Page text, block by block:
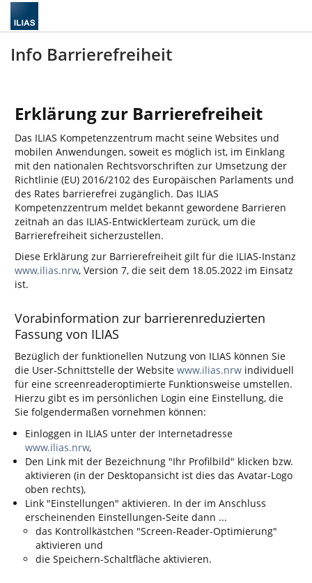
Info Barrierefreiheit
Erklärung zur Barrierefreiheit
Das ILIAS Kompetenzzentrum macht seine Websites und
mobilen Anwendungen, soweit es möglich ist, im Einklang
mit den nationalen Rechtsvorschriften zur Umsetzung der
Richtlinie (EU) 2016/2102 des Europäischen Parlaments und
des Rates barrierefrei zugänglich. Das ILIAS
Kompetenzzentrum meldet bekannt gewordene Barrieren
zeitnah an das ILIAS-Entwicklerteam zurück, um die
Barrierefreiheit sicherzustellen.
Diese Erklärung zur Barrierefreiheit gilt für die ILIAS-Instanz
www.ilias.nrw, Version 7, die seit dem 18.05.2022 im Einsatz
ist.
Vorabinformation zur barrierenreduzierten
Fassung von ILIAS
Bezüglich der funktionellen Nutzung von ILIAS können Sie
die User-Schnittstelle der Website www.ilias.nrw individuell
für eine screenreaderoptimierte Funktionsweise umstellen.
Hierzu gibt es im persönlichen Login eine Einstellung, die
Sie folgendermaßen vornehmen können:
Einloggen in ILIAS unter der Internetadresse
www.ilias.nrw,
Den Link mit der Bezeichnung "Ihr Profilbild" klicken bzw.
aktivieren (in der Desktopansicht ist dies das Avatar-Logo
oben rechts),
Link "Einstellungen" aktivieren. In der im Anschluss
erscheinenden Einstellungen-Seite dann ...
das Kontrollkästchen "Screen-Reader-Optimierung"
aktivieren und
die Speichern-Schaltfläche aktivieren.